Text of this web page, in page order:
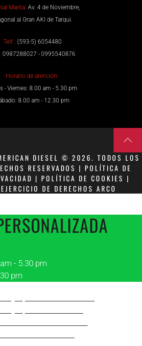
Manta: Av. 4 de Noviembre,
al Gran AKI de Tarqui.
Telf.: (593-5) 6054480
0987288027 - 0995540876
Horario de atención:
- Viernes: 8.00 am - 5.30 pm
8.00 am - 12.30 pm
DIESEL © 2026. TODOS LOS
RESERVADOS | POLÍTICA DE
| POLÍTICA DE COOKIES |
EJERCICIO DE DERECHOS ARCO
- 5.30 pm
pm